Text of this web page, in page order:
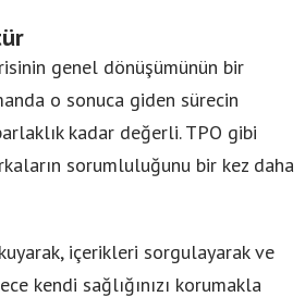
genel dönüşümünün bir
o sonuca giden sürecin
kadar değerli. TPO gibi
sorumluluğunu bir kez daha
içerikleri sorgulayarak ve
kendi sağlığınızı korumakla